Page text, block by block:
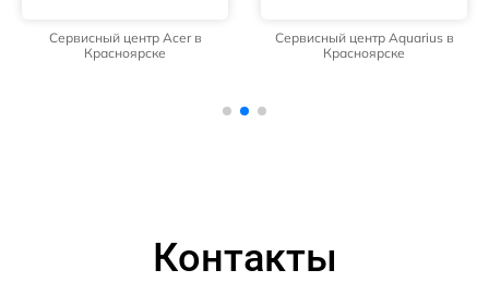
Сервисный центр Acer в
Красноярске
Сервисный центр Aquarius в
Красноярске
Контакты